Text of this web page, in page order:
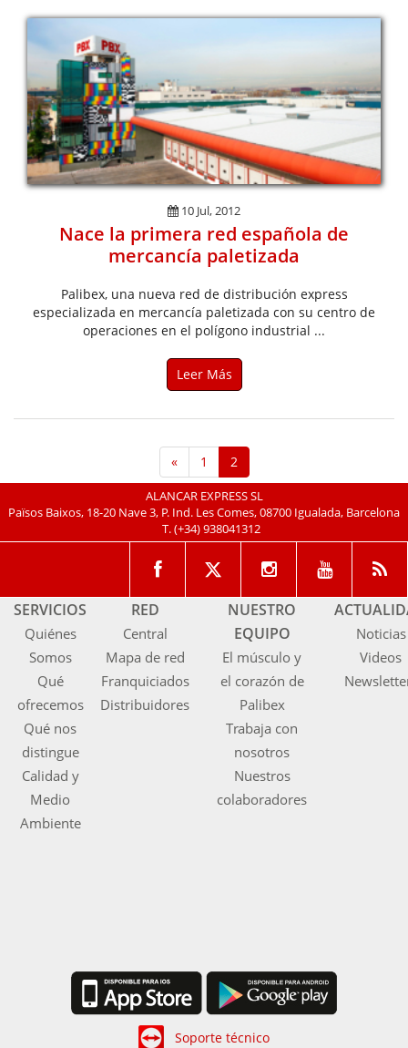
10 Jul, 2012
Nace la primera red española de
mercancía paletizada
Palibex, una nueva red de distribución express
especializada en mercancía paletizada con su centro de
operaciones en el polígono industrial ...
Leer Más
« 1 2
ALANCAR EXPRESS SL
Països Baixos, 18-20 Nave 3, P. Ind. Les Comes, 08700 Igualada, Barcelona
T.(+34) 938041312
SERVICIOS
Quiénes
Somos
Qué
ofrecemos
Qué nos
distingue
Calidad y
Medio
Ambiente
RED
Central
Mapa de red
Franquiciados
Distribuidores
NUESTRO
EQUIPO
El músculo y
el corazón de
Palibex
Trabaja con
nosotros
Nuestros
colaboradores
Noticias
Videos
Soporte técnico